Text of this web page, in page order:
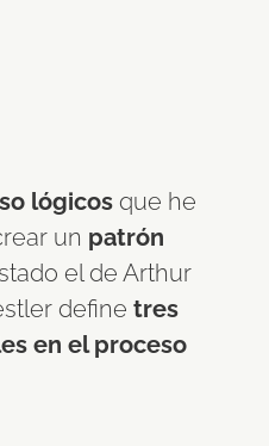
lógicosque he
un patrón
el de Arthur
define tres
en el proceso